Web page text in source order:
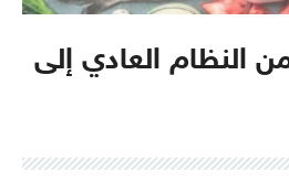
النظام العادي إلى